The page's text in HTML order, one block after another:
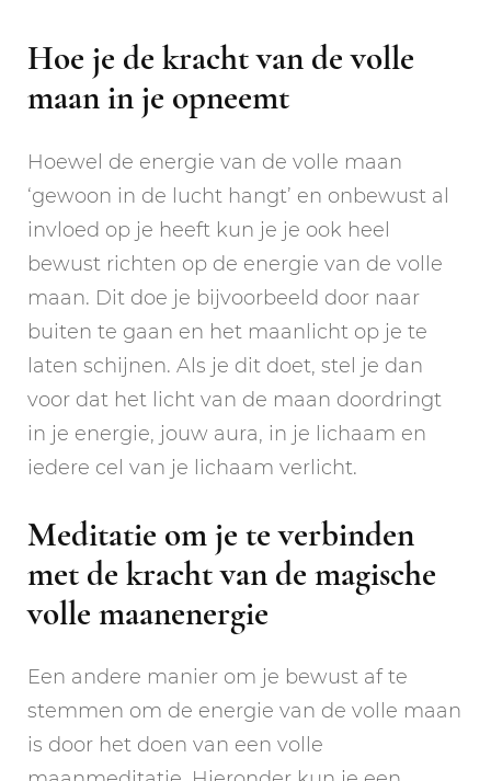
Hoe je de kracht van de volle
maan in je opneemt
Hoewel de energie van de volle maan
‘gewoon in de lucht hangt’ en onbewust al
invloed op je heeft kun je je ook heel
bewust richten op de energie van de volle
maan. Dit doe je bijvoorbeeld door naar
buiten te gaan en het maanlicht op je te
laten schijnen. Als je dit doet, stel je dan
voor dat het licht van de maan doordringt
in je energie, jouw aura, in je lichaam en
iedere cel van je lichaam verlicht.
Meditatie om je te verbinden
met de kracht van de magische
volle maanenergie
Een andere manier om je bewust af te
stemmen om de energie van de volle maan
is door het doen van een volle